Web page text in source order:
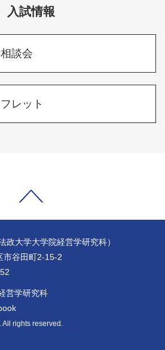
入試情報
談会
レット
政大学大学院経営学研究科）
市谷田町2-15-2
営学研究科
rights reserved.